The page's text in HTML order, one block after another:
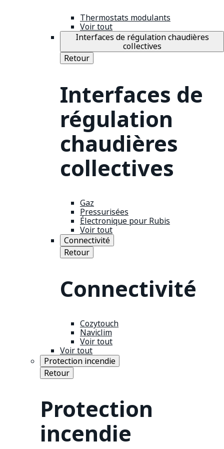
Thermostats modulants
Voir tout
Interfaces de régulation chaudières
collectives
Retour
Interfaces de
régulation
chaudières
collectives
Gaz
Pressurisées
Électronique pour Rubis
Voir tout
Connectivité
Retour
Connectivité
Cozytouch
Naviclim
Voir tout
Voir tout
Protection incendie
Retour
Protection
incendie